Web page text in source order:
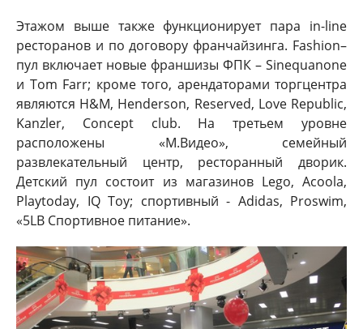
Этажом выше также функционирует пара in-line
ресторанов и по договору франчайзинга. Fashion–
пул включает новые франшизы ФПК – Sinequanone
и Tom Farr; кроме того, арендаторами торгцентра
являются H&M, Henderson, Reserved, Love Republic,
Kanzler, Concept club. На третьем уровне
расположены «М.Видео», семейный
развлекательный центр, ресторанный дворик.
Детский пул состоит из магазинов Lego, Acoola,
Playtoday, IQ Toy; спортивный - Adidas, Proswim,
«5LB Спортивное питание».